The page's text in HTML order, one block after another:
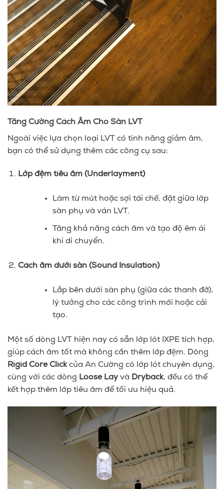
Tăng Cường Cách Âm Cho Sàn LVT
Ngoài việc lựa chọn loại LVT có tính năng giảm âm,
bạn có thể sử dụng thêm các công cụ sau:
Lớp đệm tiêu âm (Underlayment)
Làm từ mút hoặc sợi tái chế, đặt giữa lớp
sàn phụ và ván LVT.
Tăng khả năng cách âm và tạo độ êm ái
khi di chuyển.
Cách âm dưới sàn (Sound Insulation)
Lắp bên dưới sàn phụ (giữa các thanh đỡ),
lý tưởng cho các công trình mới hoặc cải
tạo.
Một số dòng LVT hiện nay có sẵn lớp lót IXPE tích hợp,
giúp cách âm tốt mà không cần thêm lớp đệm. Dòng
Rigid Core Clickcủa An Cường có lớp lót chuyên dụng,
cùng với các dòng Loose Lay và Dryback, đều có thể
kết hợp thêm lớp tiêu âm để tối ưu hiệu quả.